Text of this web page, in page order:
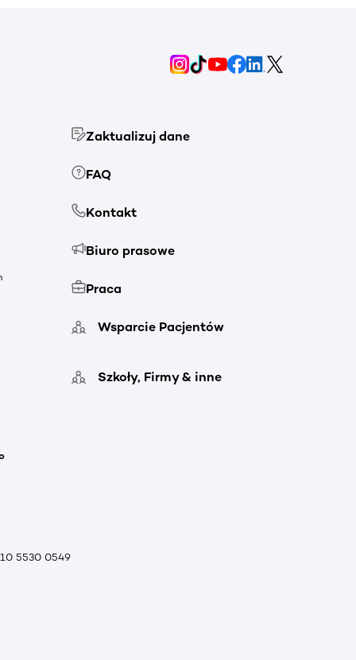
Zaktualizuj dane
FAQ
Kontakt
Biuro prasowe
Praca
Wsparcie Pacjentów
Szkoły, Firmy & inne
5530 0549